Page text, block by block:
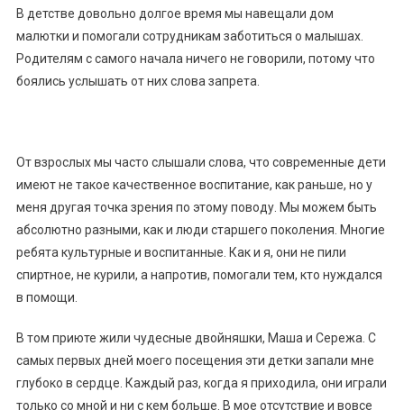
В детстве довольно долгое время мы навещали дом
малютки и помогали сотрудникам заботиться о малышах.
Родителям с самого начала ничего не говорили, потому что
боялись услышать от них слова запрета.
От взрослых мы часто слышали слова, что современные дети
имеют не такое качественное воспитание, как раньше, но у
меня другая точка зрения по этому поводу. Мы можем быть
абсолютно разными, как и люди старшего поколения. Многие
ребята культурные и воспитанные. Как и я, они не пили
спиртное, не курили, а напротив, помогали тем, кто нуждался
в помощи.
В том приюте жили чудесные двойняшки, Маша и Сережа. С
самых первых дней моего посещения эти детки запали мне
глубоко в сердце. Каждый раз, когда я приходила, они играли
только со мной и ни с кем больше. В мое отсутствие и вовсе